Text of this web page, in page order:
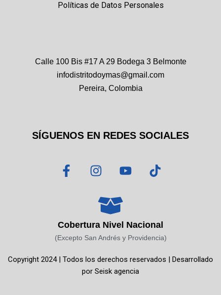
Políticas de Datos Personales
Calle 100 Bis #17 A 29 Bodega 3 Belmonte
infodistritodoymas@gmail.com
Pereira, Colombia
SÍGUENOS EN REDES SOCIALES
F
a
o
o
-
I
n
t
a
g
r
m
Y
o
b
e
T
i
k
Cobertura Nivel Nacional
(Excepto San Andrés y Providencia)
Copyright 2024 | Todos los derechos reservados | Desarrollado
por Seisk agencia